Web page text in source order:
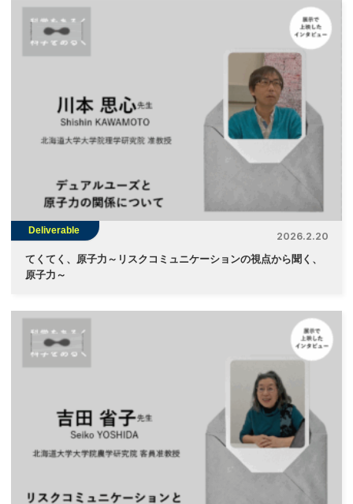
Deliverable
2026.2.20
てくてく、原子力～リスクコミュニケーションの視点から聞く、
原子力～